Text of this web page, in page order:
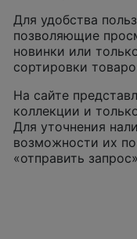
Для удобства
позволяющие
новинки или
сортировки
На сайте
коллекции и
Для уточнения
возможности их
«отправить